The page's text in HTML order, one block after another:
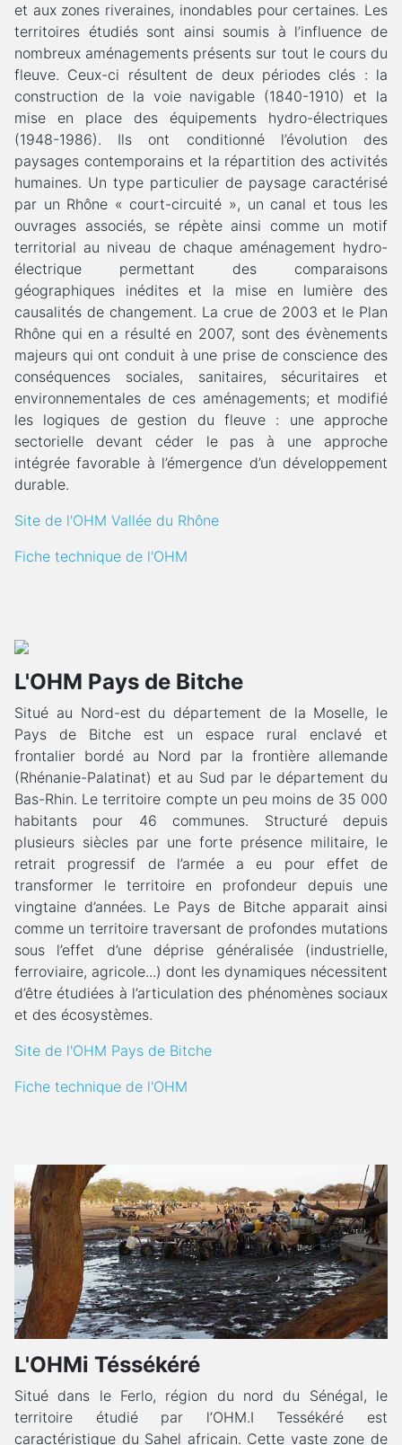
et aux zones riveraines, inondables pour certaines. Les
territoires étudiés sont ainsi soumis à l’influence de
nombreux aménagements présents sur tout le cours du
fleuve. Ceux-ci résultent de deux périodes clés : la
construction de la voie navigable (1840-1910) et la
mise en place des équipements hydro-électriques
(1948-1986). Ils ont conditionné l’évolution des
paysages contemporains et la répartition des activités
humaines. Un type particulier de paysage caractérisé
par un Rhône « court-circuité », un canal et tous les
ouvrages associés, se répète ainsi comme un motif
territorial au niveau de chaque aménagement hydro-
électrique permettant des comparaisons
géographiques inédites et la mise en lumière des
causalités de changement. La crue de 2003 et le Plan
Rhône qui en a résulté en 2007, sont des évènements
majeurs qui ont conduit à une prise de conscience des
conséquences sociales, sanitaires, sécuritaires et
environnementales de ces aménagements; et modifié
les logiques de gestion du fleuve : une approche
sectorielle devant céder le pas à une approche
intégrée favorable à l’émergence d’un développement
durable.
Site de l'OHM Vallée du Rhône
Fiche technique de l'OHM
L'OHM Pays de Bitche
Situé au Nord-est du département de la Moselle, le
Pays de Bitche est un espace rural enclavé et
frontalier bordé au Nord par la frontière allemande
(Rhénanie-Palatinat) et au Sud par le département du
Bas-Rhin. Le territoire compte un peu moins de 35 000
habitants pour 46 communes. Structuré depuis
plusieurs siècles par une forte présence militaire, le
retrait progressif de l’armée a eu pour effet de
transformer le territoire en profondeur depuis une
vingtaine d’années. Le Pays de Bitche apparait ainsi
comme un territoire traversant de profondes mutations
sous l’effet d’une déprise généralisée (industrielle,
ferroviaire, agricole...) dont les dynamiques nécessitent
d’être étudiées à l’articulation des phénomènes sociaux
et des écosystèmes.
Site de l'OHM Pays de Bitche
Fiche technique de l'OHM
L'OHMi Téssékéré
Situé dans le Ferlo, région du nord du Sénégal, le
territoire étudié par l’OHM.I Tessékéré est
caractéristique du Sahel africain. Cette vaste zone de